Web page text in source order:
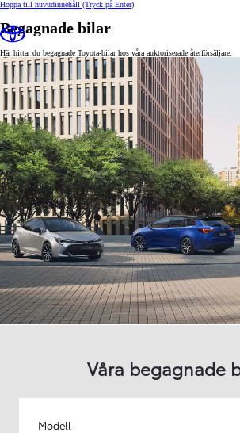
Hoppa till huvudinnehåll (Tryck på Enter)
Begagnade bilar
Här hittar du begagnade Toyota-bilar hos våra auktoriserade återförsäljare.
Våra begagnade
Modell